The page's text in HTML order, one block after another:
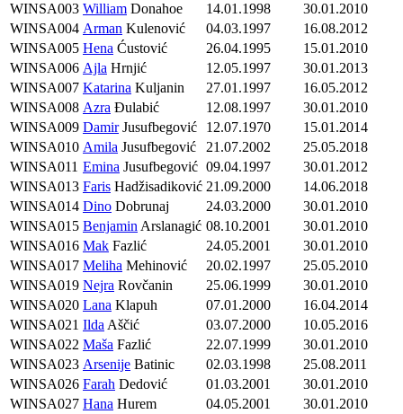
WINSA003 William Donahoe 14.01.1998
30.01.2010
WINSA004 Arman Kulenović 04.03.1997
16.08.2012
WINSA005 Hena Ćustović 26.04.1995
15.01.2010
WINSA006 Ajla Hrnjić 12.05.1997
30.01.2013
WINSA007 Katarina Kuljanin 27.01.1997
16.05.2012
WINSA008 Azra Đulabić 12.08.1997
30.01.2010
WINSA009 DamirJusufbegović 12.07.1970
15.01.2014
WINSA010 Amila Jusufbegović 21.07.2002
25.05.2018
WINSA011 Emina Jusufbegović 09.04.1997
30.01.2012
WINSA013 Faris Hadžisadiković 21.09.2000
14.06.2018
WINSA014 Dino Dobrunaj 24.03.2000
30.01.2010
WINSA015 Benjamin Arslanagić 08.10.2001
30.01.2010
WINSA016 Mak Fazlić 24.05.2001
30.01.2010
WINSA017 Meliha Mehinović 20.02.1997
25.05.2010
WINSA019 Nejra Rovčanin 25.06.1999
30.01.2010
WINSA020 Lana Klapuh 07.01.2000
16.04.2014
WINSA021 Ilda Aščić 03.07.2000
10.05.2016
WINSA022 Maša Fazlić 22.07.1999
30.01.2010
WINSA023 Arsenije Batinic 02.03.1998
25.08.2011
WINSA026 Farah Dedović 01.03.2001
30.01.2010
WINSA027 Hana Hurem 04.05.2001
30.01.2010